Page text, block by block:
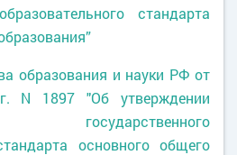
стандарта
образования и науки РФ от
N 1897 "Об утверждении
государственного
основного общего